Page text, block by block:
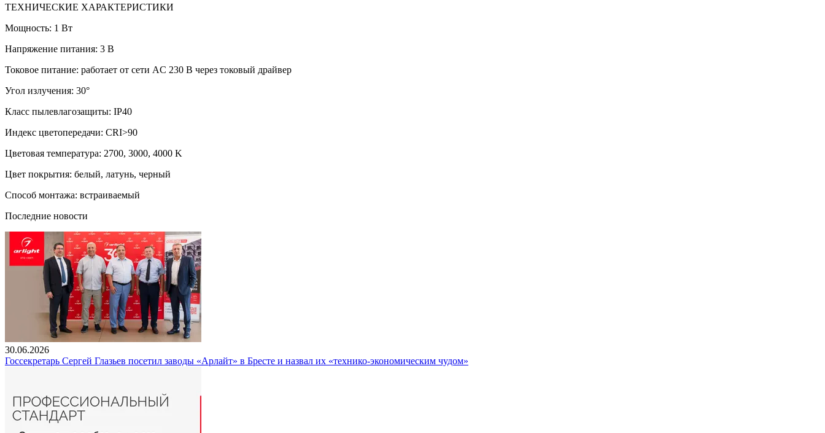
ТЕХНИЧЕСКИЕ ХАРАКТЕРИСТИКИ
Мощность: 1 Вт
Напряжение питания: 3 В
Токовое питание: работает от сети AC 230 В через токовый драйвер
Угол излучения: 30°
Класс пылевлагозащиты: IP40
Индекс цветопередачи: CRI>90
Цветовая температура: 2700, 3000, 4000 K
Цвет покрытия: белый, латунь, черный
Способ монтажа: встраиваемый
Последние новости
30.06.2026
Госсекретарь Сергей Глазьев посетил заводы «Арлайт» в Бресте и назвал их «технико-экономическим чудом»